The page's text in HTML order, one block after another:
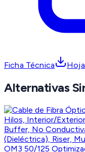
Ficha Técnica
Alternativas